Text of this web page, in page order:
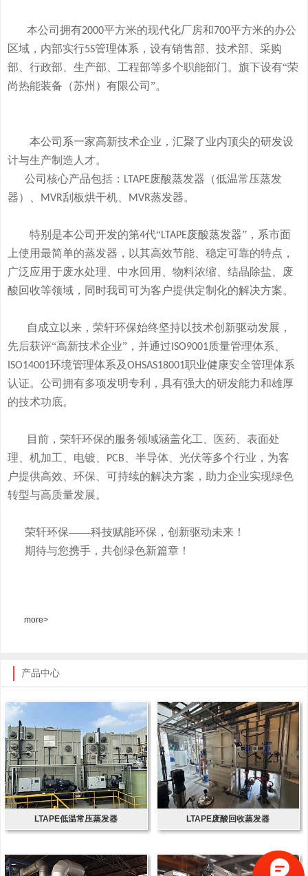
本公司拥有2000平方米的现代化厂房和700平方米的办公
区域，内部实行5S管理体系，设有销售部、技术部、采购
部、行政部、生产部、工程部等多个职能部门。旗下设有“荣
尚热能装备（苏州）有限公司”。
本公司系一家高新技术企业，汇聚了业内顶尖的研发设
计与生产制造人才。
公司核心产品包括： LTAPE废酸蒸发器 （低温常压蒸发
器）、
MVR刮板烘干机、 MVR蒸发器。
特别是本公司开发的第4代“LTAPE废酸蒸发器” ，系市面
上使用最简单的蒸发器， 以其高效节能、稳定可靠的特点，
广泛应用于废水处理、中水回用、物料浓缩、结晶除盐、废
酸回收等领域， 同时我司可为客户提供定制化的解决方案。
自成立以来，荣轩环保始终坚持以技术创新驱动发展，
先后获评“高新技术企业”，并通过 ISO9001质量管理体系、
ISO14001环境管理体系及OHSAS18001职业健康安全管理体系
认证。公司拥有多项发明专利，具有强大的研发能力和雄厚
的技术功底。
目前，荣轩环保的服务领域涵盖化工、医药、表面处
理、机加工、电镀、
PCB
、半导体、光伏等多个行业，为客
户提供高效、环保、可持续的解决方案，助力企业实现绿色
转型与高质量发展。
荣轩环保——科技赋能环保，创新驱动未来！
期待与您携手，共创绿色新篇章！
more>
产品中心
LTAPE低温常压蒸发器 LTAPE废酸回收蒸发器